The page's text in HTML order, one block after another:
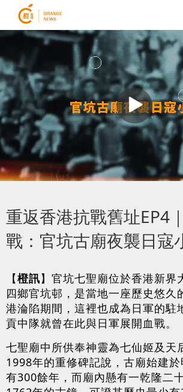
重返香港抗戰舊址EP4
戰：官坑古廟夜襲日寇
【橙訊】官坑七聖廟位於香港新界
四鄉官坑邨，是當地一座歷史悠久
港淪陷期間，這裡也成為日軍的駐
貢中隊就曾在此與日軍展開血戰。
七聖廟中所供奉神靈為七仙姬及天
1998年的重修碑記說，古廟始建
有300餘年，而廟內懸有一乾隆二